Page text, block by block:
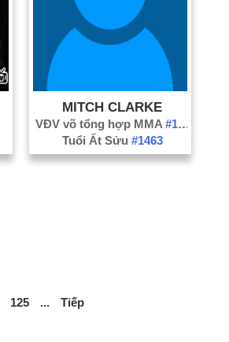
MITCH CLARKE
VĐV võ tổng hợp MMA #174
Tuổi Ất Sửu #1463
125 ... Tiếp